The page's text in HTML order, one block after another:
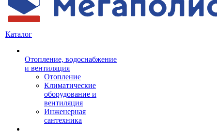
Каталог
Отопление, водоснабжение
и вентиляция
Отопление
Климатические
оборудование и
вентиляция
Инженерная
сантехника